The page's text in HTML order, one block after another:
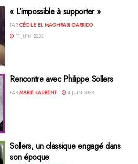
« L’impossible à supporter »
PAR CÉCILE EL MAGHRABI GARRIDO
11 JUIN 2023
Rencontre avec Philippe Sollers
PAR MARIE LAURENT 4 JUIN 2023
Sollers, un classique engagé dans
son époque